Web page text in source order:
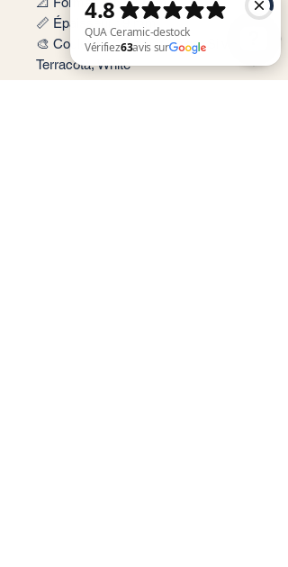
📏 Épaisseur : 9 mm
🎨 Couleur : Cream, Greige, Silver,
Terracota, White
✨ Finition : Mate